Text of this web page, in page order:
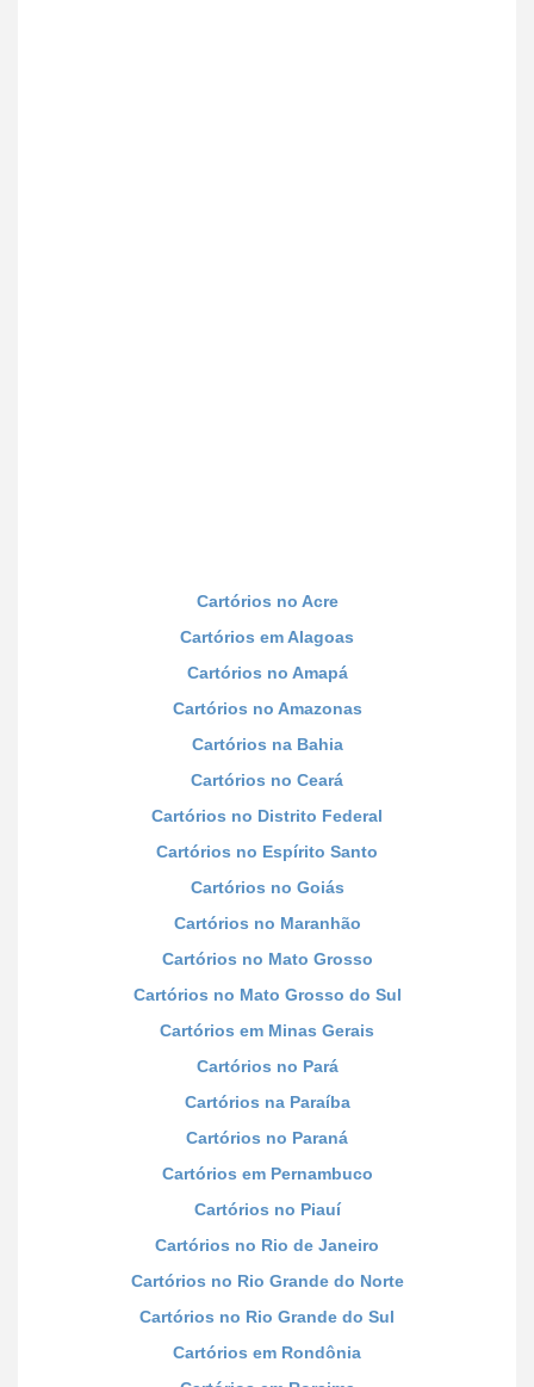
Cartórios no Acre
Cartórios em Alagoas
Cartórios no Amapá
Cartórios no Amazonas
Cartórios na Bahia
Cartórios no Ceará
Cartórios no Distrito Federal
Cartórios no Espírito Santo
Cartórios no Goiás
Cartórios no Maranhão
Cartórios no Mato Grosso
Cartórios no Mato Grosso do Sul
Cartórios em Minas Gerais
Cartórios no Pará
Cartórios na Paraíba
Cartórios no Paraná
Cartórios em Pernambuco
Cartórios no Piauí
Cartórios no Rio de Janeiro
Cartórios no Rio Grande do Norte
Cartórios no Rio Grande do Sul
Cartórios em Rondônia